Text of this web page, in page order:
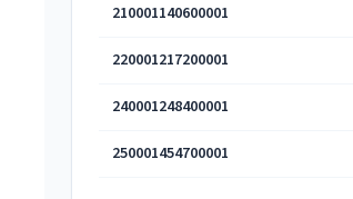
210001140600001
220001217200001
240001248400001
250001454700001